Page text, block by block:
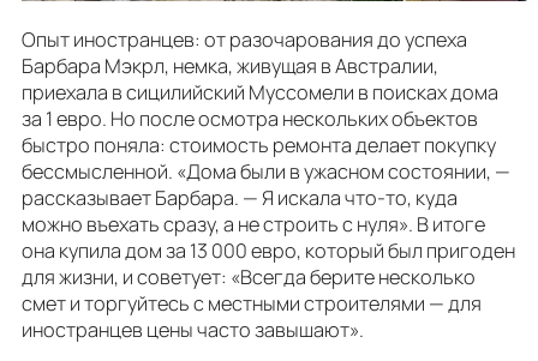
Опыт иностранцев: от разочарования до успеха
Барбара Мэкрл, немка, живущая в Австралии,
приехала в сицилийский Муссомели в поисках дома
за 1 евро. Но после осмотра нескольких объектов
быстро поняла: стоимость ремонта делает покупку
бессмысленной. «Дома были в ужасном состоянии, —
рассказывает Барбара. — Я искала что-то, куда
можно въехать сразу, а не строить с нуля». В итоге
она купила дом за 13 000 евро, который был пригоден
для жизни, и советует: «Всегда берите несколько
смет и торгуйтесь с местными строителями — для
иностранцев цены часто завышают».